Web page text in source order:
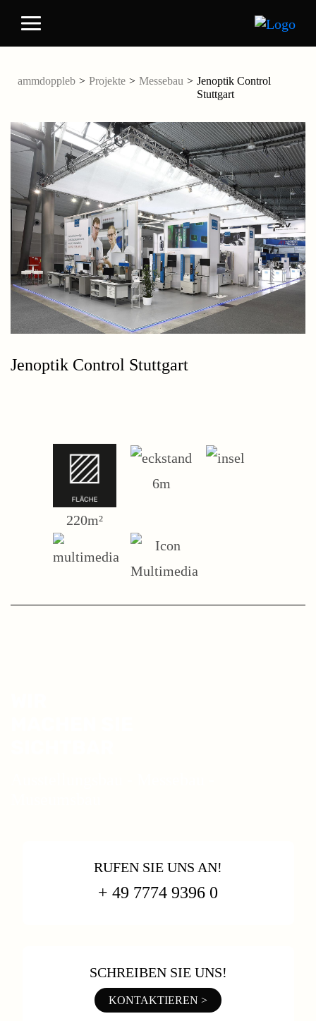
ammdoppleb > Projekte > Messebau > Jenoptik Control
Stuttgart
Jenoptik Control Stuttgart
220m²
6m
RUFEN SIE UNS AN!
+ 49 7774 9396 0
SCHREIBEN SIE UNS!
KONTAKTIEREN >